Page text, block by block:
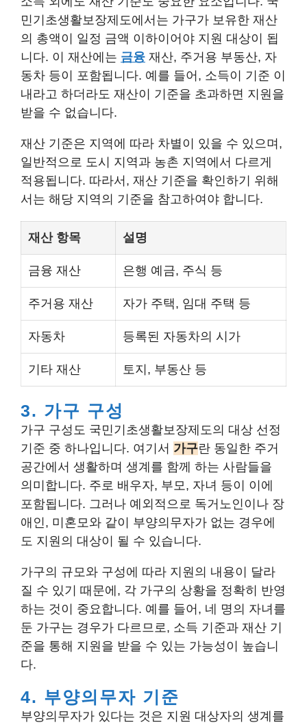
민기초생활보장제도에서는 가구가 보유한 재산
의 총액이 일정 금액 이하이어야 지원 대상이 됩
니다. 이 재산에는 금융 재산, 주거용 부동산, 자
동차 등이 포함됩니다. 예를 들어, 소득이 기준 이
내라고 하더라도 재산이 기준을 초과하면 지원을
받을 수 없습니다.
재산 기준은 지역에 따라 차별이 있을 수 있으며,
일반적으로 도시 지역과 농촌 지역에서 다르게
적용됩니다. 따라서, 재산 기준을 확인하기 위해
서는 해당 지역의 기준을 참고하여야 합니다.
재산 항목 설명
금융 재산 은행 예금, 주식 등
주거용 재산 자가 주택, 임대 주택 등
자동차 등록된 자동차의 시가
기타 재산 토지, 부동산 등
3. 가구 구성
가구 구성도 국민기초생활보장제도의 대상 선정
기준 중 하나입니다. 여기서 가구란 동일한 주거
공간에서 생활하며 생계를 함께 하는 사람들을
의미합니다. 주로 배우자, 부모, 자녀 등이 이에
포함됩니다. 그러나 예외적으로 독거노인이나 장
애인, 미혼모와 같이 부양의무자가 없는 경우에
도 지원의 대상이 될 수 있습니다.
가구의 규모와 구성에 따라 지원의 내용이 달라
질 수 있기 때문에, 각 가구의 상황을 정확히 반영
하는 것이 중요합니다. 예를 들어, 네 명의 자녀를
둔 가구는 경우가 다르므로, 소득 기준과 재산 기
준을 통해 지원을 받을 수 있는 가능성이 높습니
다.
4. 부양의무자 기준
부양의무자가 있다는 것은 지원 대상자의 생계를